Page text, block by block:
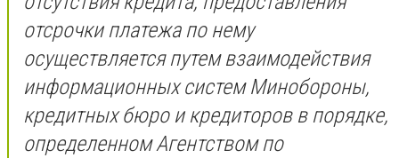
отсрочки платежа по нему
осуществляется путем взаимодействия
информационных систем Минобороны,
кредитных бюро и кредиторов в порядке,
определенном Агентством по